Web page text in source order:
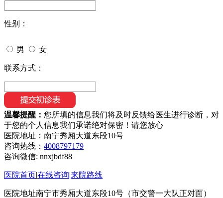
性别：
男 女
联系方式：
温馨提醒： 您所填的信息我们将及时反馈给医生进行诊断，对
于您的个人信息我们承诺绝对保密！请您放心
医院地址：南宁秀厢大道东段10号
咨询热线： 4008797179
咨询微信: nnxjbdf88
医院首页|在线咨询|来院路线
医院地址南宁市秀厢大道东段10号（市交警一大队正对面）